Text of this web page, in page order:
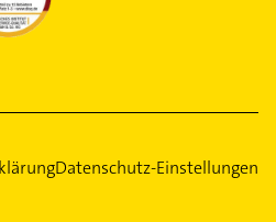
Datenschutz-Einstellungen